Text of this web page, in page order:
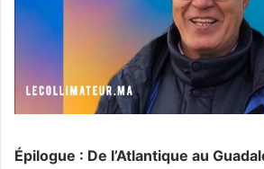
​Épilogue : De l’Atlantique au